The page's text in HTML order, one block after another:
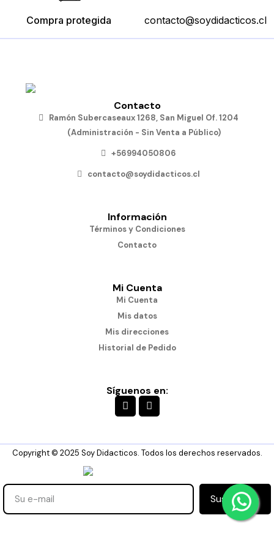
Compra protegida contacto@soydidacticos.cl
Contacto
Ramón Subercaseaux 1268, San Miguel Of. 1204
(Administración - Sin Venta a Público)
+56994050806
contacto@soydidacticos.cl
Información
Términos y Condiciones
Contacto
Mi Cuenta
Mi Cuenta
Mis datos
Mis direcciones
Historial de Pedido
Síguenos en:
Copyright © 2025 Soy Didacticos. Todos los derechos reservados.
Suscribirse